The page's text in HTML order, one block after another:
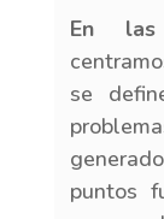
En
se
puntos